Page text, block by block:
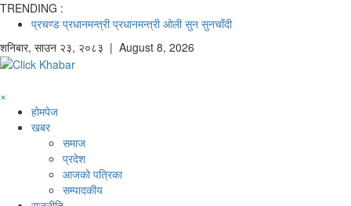
TRENDING :
प्रचण्ड प्रधानमन्त्री प्रधानमन्त्री ओली सुन सुनचाँदी
शनिबार, साउन २३, २०८३ | August 8, 2026
×
होमपेज
खबर
समाज
प्रदेश
आजको पत्रिका
सम्पादकीय